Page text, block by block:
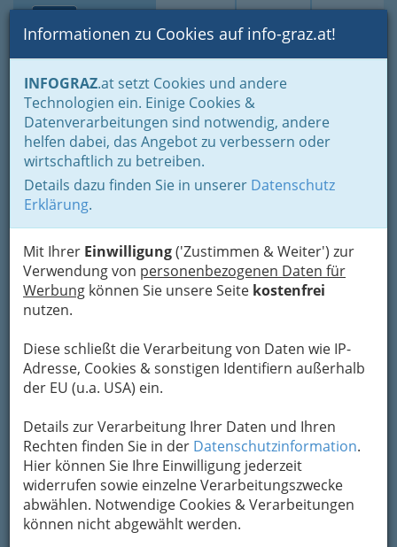
Suche Login Toggle
Informationen zu Cookies auf info-graz.at!
INFOGRAZ.at setzt Cookies und andere
Technologien ein. Einige Cookies &
Datenverarbeitungen sind notwendig, andere
helfen dabei, das Angebot zu verbessern oder
wirtschaftlich zu betreiben.
Details dazu finden Sie in unserer Datenschutz
Erklärung.
Mit Ihrer Einwilligung('Zustimmen & Weiter') zur
Verwendung von personenbezogenen Daten für
Werbung können Sie unsere Seite kostenfrei
nutzen.
Diese schließt die Verarbeitung von Daten wie IP-
Adresse, Cookies & sonstigen Identifiern außerhalb
der EU (u.a. USA) ein.
Details zur Verarbeitung Ihrer Daten und Ihren
Rechten finden Sie in der Datenschutzinformation.
Hier können Sie Ihre Einwilligung jederzeit
widerrufen sowie einzelne Verarbeitungszwecke
abwählen. Notwendige Cookies & Verarbeitungen
können nicht abgewählt werden.
Home Blogs Politik - von Stadtpolitik bis zur Weltpolitik
Wir und die Töchterhymne -
Alexandra Bader zum
Thema
Jeder Mann wird für sich die Frage beantworten
können, ob er sich in "große Töchter" gemeint
fühlt oder nicht. AberFrauen sollen
behaupten, "große Söhne" schließe alle ein.